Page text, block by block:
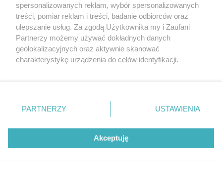
Redakcja Reklama Prywatność
Praca Łódź
the:protocol
Facebook.com
Youtube.com
spersonalizowanych reklam, wybór spersonalizowanych
treści, pomiar reklam i treści, badanie odbiorców oraz
ulepszanie usług. Za zgodą Użytkownika my i Zaufani
Partnerzy możemy używać dokładnych danych
geolokalizacyjnych oraz aktywnie skanować
charakterystykę urządzenia do celów identyfikacji.
zmienić/wycofać klikając przycisk ustawień prywatności
znajdujący się w lewym dolnym rogu strony
. Niektóre
użytkownika, ale masz prawo sprzeciwić się takiemu
przetwarzaniu. Preferencje będą miały zastosowania tylko
PARTNERZY USTAWIENIA
Akceptuję